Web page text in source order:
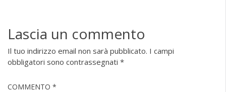
Lascia un commento
Il tuo indirizzo email non sarà pubblicato. I campi
obbligatori sono contrassegnati *
COMMENTO *